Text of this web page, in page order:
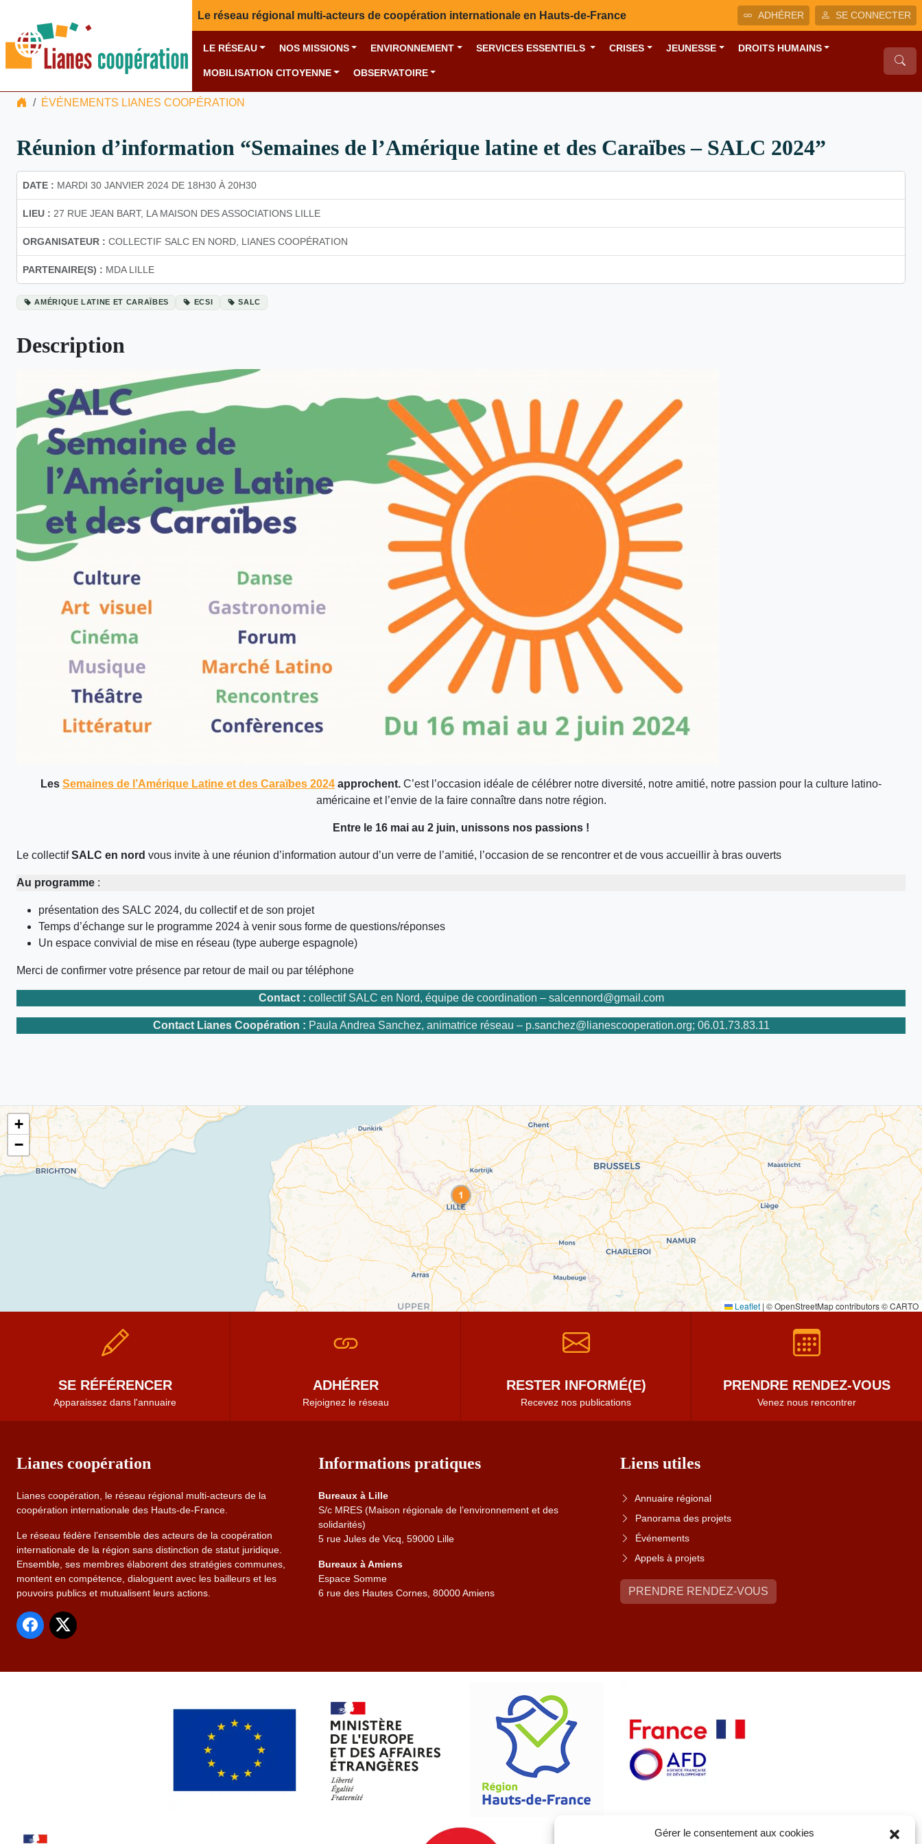
Gérer le consentement aux cookies
Le réseau régional multi-acteurs de coopération internationale en Hauts-de-France ADHÉRER SE CONNECTER
LE RÉSEAU NOS MISSIONS ENVIRONNEMENT SERVICES ESSENTIELS CRISES JEUNESSE DROITS HUMAINS
MOBILISATION CITOYENNE OBSERVATOIRE
ÉVÉNEMENTS LIANES COOPÉRATION
Réunion d’information “Semaines de l’Amérique latine et des Caraïbes – SALC 2024”
DATE : MARDI 30 JANVIER 2024 DE 18H30 À 20H30
LIEU : 27 RUE JEAN BART, LA MAISON DES ASSOCIATIONS LILLE
ORGANISATEUR : COLLECTIF SALC EN NORD, LIANES COOPÉRATION
PARTENAIRE(S) : MDA LILLE
AMÉRIQUE LATINE ET CARAÏBES ECSI SALC
Description
Les Semaines de l’Amérique Latine et des Caraïbes 2024 approchent. C’est l’occasion idéale de célébrer notre diversité, notre amitié, notre passion pour la culture latino-
américaine et l’envie de la faire connaître dans notre région.
Entre le 16 mai au 2 juin, unissons nos passions !
Le collectifSALC en nord vous invite à une réunion d’information autour d’un verre de l’amitié, l’occasion de se rencontrer et de vous accueillir à bras ouverts
Au programme :
présentation des SALC 2024, du collectif et de son projet
Temps d’échange sur le programme 2024 à venir sous forme de questions/réponses
Un espace convivial de mise en réseau (type auberge espagnole)
Merci de confirmer votre présence par retour de mail ou par téléphone
Contact : collectif SALC en Nord, équipe de coordination – salcennord@gmail.com
Contact Lianes Coopération : Paula Andrea Sanchez, animatrice réseau – p.sanchez@lianescooperation.org; 06.01.73.83.11
+
−
Leaflet | © OpenStreetMap contributors © CARTO
SE RÉFÉRENCER
Apparaissez dans l'annuaire
ADHÉRER
Rejoignez le réseau
RESTER INFORMÉ(E)
Recevez nos publications
PRENDRE RENDEZ-VOUS
Venez nous rencontrer
Lianes coopération
Lianes coopération, le réseau régional multi-acteurs de la
coopération internationale des Hauts-de-France.
Le réseau fédère l’ensemble des acteurs de la coopération
internationale de la région sans distinction de statut juridique.
Ensemble, ses membres élaborent des stratégies communes,
montent en compétence, dialoguent avec les bailleurs et les
pouvoirs publics et mutualisent leurs actions.
Informations pratiques
Bureaux à Lille
S/c MRES (Maison régionale de l’environnement et des
solidarités)
5 rue Jules de Vicq, 59000 Lille
Bureaux à Amiens
Espace Somme
6 rue des Hautes Cornes, 80000 Amiens
Liens utiles
Annuaire régional
Panorama des projets
Événements
Appels à projets
PRENDRE RENDEZ-VOUS